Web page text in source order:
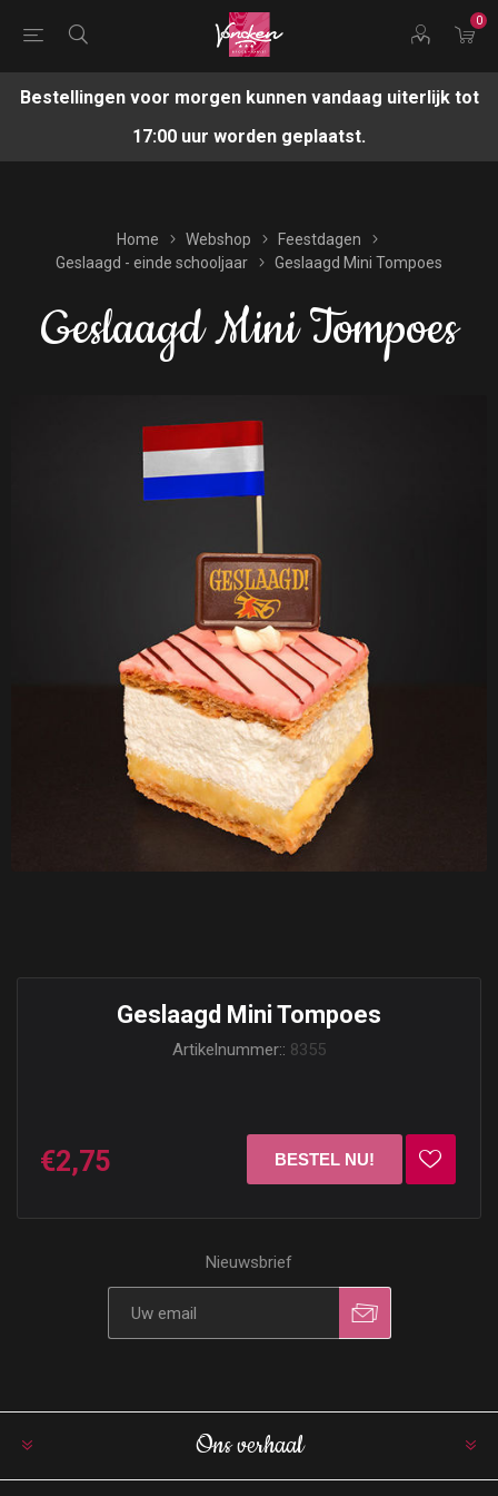
0
Bestellingen voor morgen kunnen vandaag uiterlijk tot
17:00 uur worden geplaatst.
Home Webshop
Feestdagen
Geslaagd - einde schooljaar
Geslaagd Mini Tompoes
Geslaagd Mini Tompoes
Geslaagd Mini Tompoes
Artikelnummer:: 8355
€2,75
Nieuwsbrief
Ons verhaal